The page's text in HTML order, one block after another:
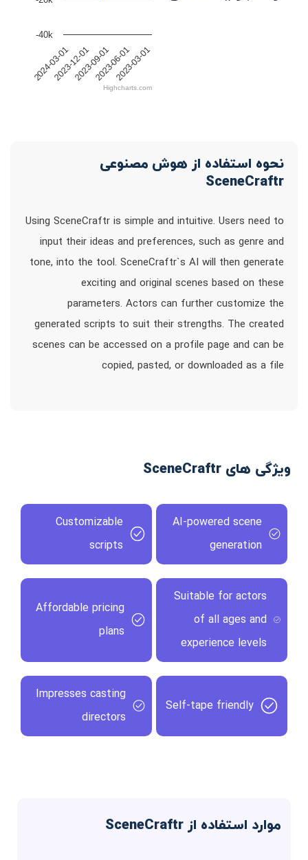
2024-03-01
2023-12-012023-09-012023-06-012023-03-01
-40k
Highcharts.com
نحوه استفاده از هوش مصنوعی
SceneCraftr
Using SceneCraftr is simple and intuitive. Users need to
input their ideas and preferences, such as genre and
tone, into the tool. SceneCraftr`s AI will then generate
exciting and original scenes based on these
parameters. Actors can further customize the
generated scripts to suit their strengths. The created
scenes can be accessed on a profile page and can be
copied, pasted, or downloaded as a file
ویژگی های SceneCraftr
AI-powered scene
generation
Customizable
scripts
Suitable for actors
of all ages and
experience levels
Affordable pricing
plans
Self-tape friendly
Impresses casting
directors
موارد استفاده از SceneCraftr